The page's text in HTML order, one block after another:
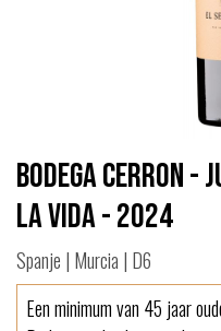
Bodega Cerron -
la Vida - 2024
Spanje | Murcia | D6
Een minimum van 45 jaar